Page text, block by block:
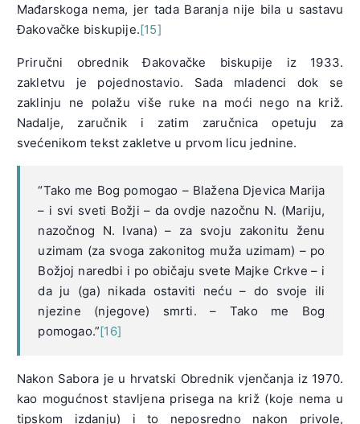
Mađarskoga nema, jer tada Baranja nije bila u sastavu
Đakovačke biskupije.[15]
Priručni obrednik Đakovačke biskupije iz 1933.
zakletvu je pojednostavio. Sada mladenci dok se
zaklinju ne polažu više ruke na moći nego na križ.
Nadalje, zaručnik i zatim zaručnica opetuju za
svećenikom tekst zakletve u prvom licu jednine.
“Tako me Bog pomogao – Blažena Djevica Marija
– i svi sveti Božji – da ovdje nazočnu N. (Mariju,
nazočnog N. Ivana) – za svoju zakonitu ženu
uzimam (za svoga zakonitog muža uzimam) – po
Božjoj naredbi i po običaju svete Majke Crkve – i
da ju (ga) nikada ostaviti neću – do svoje ili
njezine (njegove) smrti. – Tako me Bog
pomogao.”[16]
Nakon Sabora je u hrvatski Obrednik vjenčanja iz 1970.
kao mogućnost stavljena prisega na križ (koje nema u
tipskom izdanju) i to neposredno nakon privole,